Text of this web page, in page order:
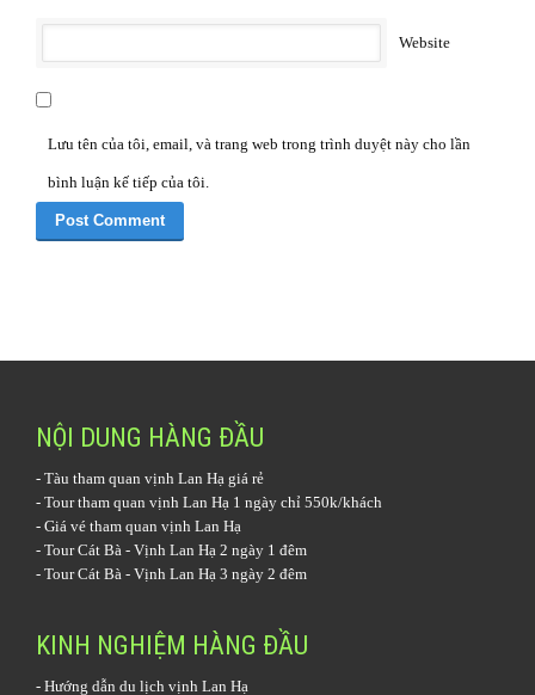
Website
Lưu tên của tôi, email, và trang web trong trình duyệt này cho lần
bình luận kế tiếp của tôi.
NỘI DUNG HÀNG ĐẦU
- Tàu tham quan vịnh Lan Hạ giá rẻ
- Tour tham quan vịnh Lan Hạ 1 ngày chỉ 550k/khách
- Giá vé tham quan vịnh Lan Hạ
- Tour Cát Bà - Vịnh Lan Hạ 2 ngày 1 đêm
- Tour Cát Bà - Vịnh Lan Hạ 3 ngày 2 đêm
KINH NGHIỆM HÀNG ĐẦU
- Hướng dẫn du lịch vịnh Lan Hạ